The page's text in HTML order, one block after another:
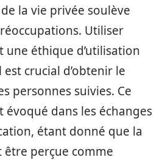
la vie privée soulève
Utiliser
une éthique d’utilisation
crucial d’obtenir le
personnes suivies. Ce
évoqué dans les échanges
étant donné que la
être perçue comme